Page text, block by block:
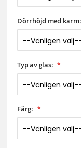
Dörrhöjd med karm:
Typ av glas:
Färg: